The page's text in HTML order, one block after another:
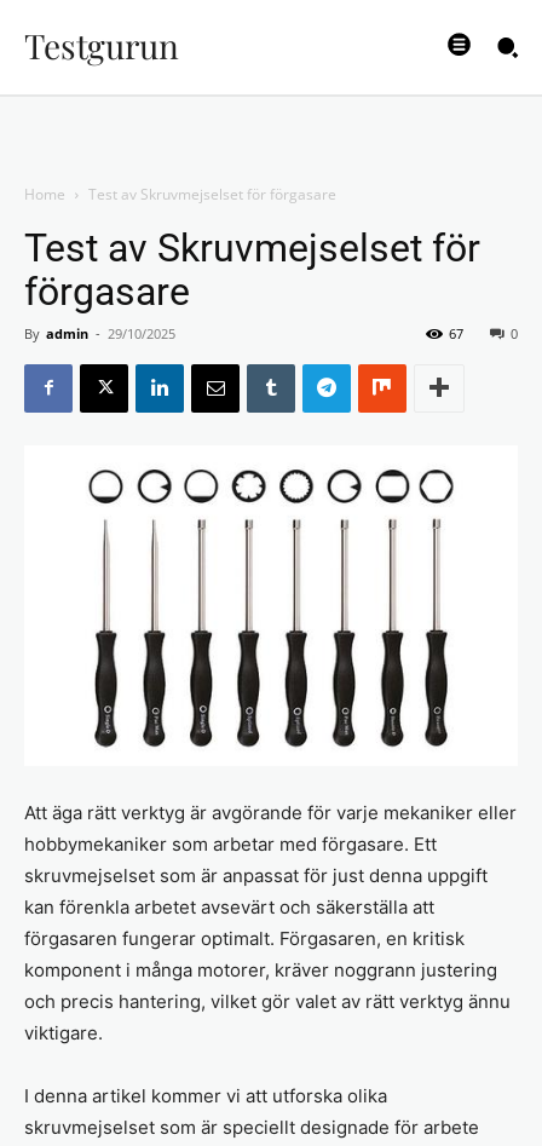
Testgurun
Home Test av Skruvmejselset för förgasare
Test av Skruvmejselset för
förgasare
By admin - 29/10/2025 0
67
Att äga rätt verktyg är avgörande för varje mekaniker eller
hobbymekaniker som arbetar med förgasare. Ett
skruvmejselset som är anpassat för just denna uppgift
kan förenkla arbetet avsevärt och säkerställa att
förgasaren fungerar optimalt. Förgasaren, en kritisk
komponent i många motorer, kräver noggrann justering
och precis hantering, vilket gör valet av rätt verktyg ännu
viktigare.
I denna artikel kommer vi att utforska olika
skruvmejselset som är speciellt designade för arbete